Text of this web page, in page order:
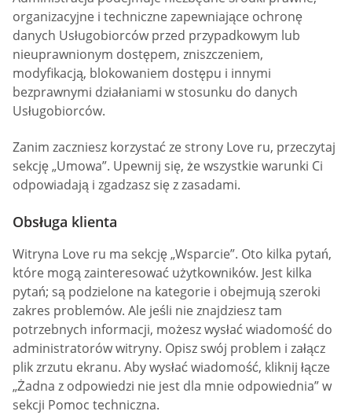
organizacyjne i techniczne zapewniające ochronę
danych Usługobiorców przed przypadkowym lub
nieuprawnionym dostępem, zniszczeniem,
modyfikacją, blokowaniem dostępu i innymi
bezprawnymi działaniami w stosunku do danych
Usługobiorców.
Zanim zaczniesz korzystać ze strony Love ru, przeczytaj
sekcję „Umowa”. Upewnij się, że wszystkie warunki Ci
odpowiadają i zgadzasz się z zasadami.
Obsługa klienta
Witryna Love ru ma sekcję „Wsparcie”. Oto kilka pytań,
które mogą zainteresować użytkowników. Jest kilka
pytań; są podzielone na kategorie i obejmują szeroki
zakres problemów. Ale jeśli nie znajdziesz tam
potrzebnych informacji, możesz wysłać wiadomość do
administratorów witryny. Opisz swój problem i załącz
plik zrzutu ekranu. Aby wysłać wiadomość, kliknij łącze
„Żadna z odpowiedzi nie jest dla mnie odpowiednia” w
sekcji Pomoc techniczna.